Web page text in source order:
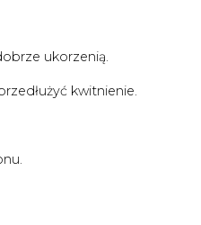
ukorzenią.
kwitnienie.